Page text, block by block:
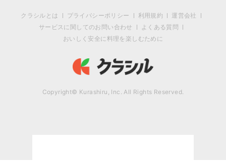
クラシルとは プライバシーポリシー 利用規約
運営会社
サービスに関してのお問い合わせ
よくある質問
おいしく安全に料理を楽しむために
Copyright© Kurashiru, Inc. All Rights Reserved.